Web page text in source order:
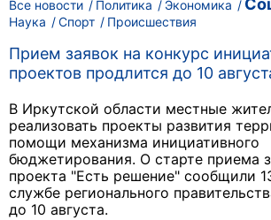
Все новости Политика Экономика
Наука
Спорт Происшествия
Прием заявок на конкурс
проектов продлится до 10
В Иркутской области местные
реализовать проекты развития
помощи механизма инициативного
бюджетирования. О старте приема
проекта "Есть решение" сообщили
службе регионального
до 10 августа.